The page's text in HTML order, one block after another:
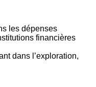
les dépenses
financières
dans l’exploration,